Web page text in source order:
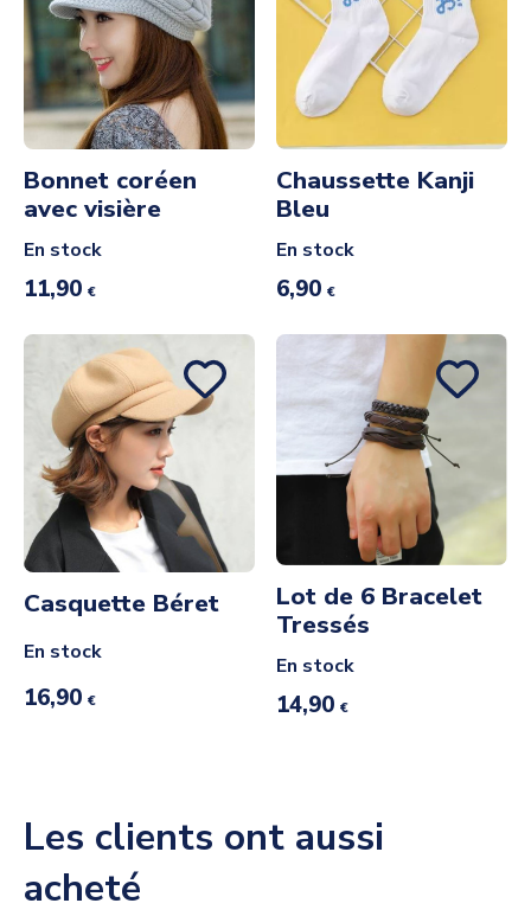
Bonnet coréen
avec visière
En stock
11,90 €
Chaussette Kanji
Bleu
En stock
6,90 €
Casquette Béret
En stock
16,90 €
Lot de 6 Bracelet
Tressés
En stock
14,90 €
Les clients ont aussi
acheté